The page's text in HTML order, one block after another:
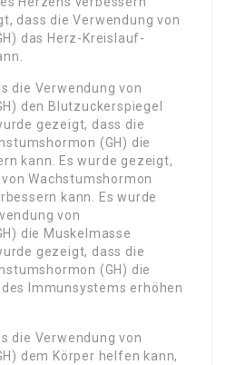
dass die Verwendung von
das Herz-Kreislauf-
die Verwendung von
den Blutzuckerspiegel
gezeigt, dass die
(GH) die
kann. Es wurde gezeigt,
Wachstumshormon
kann. Es wurde
von
die Muskelmasse
gezeigt, dass die
(GH) die
Immunsystems erhöhen
die Verwendung von
dem Körper helfen kann,